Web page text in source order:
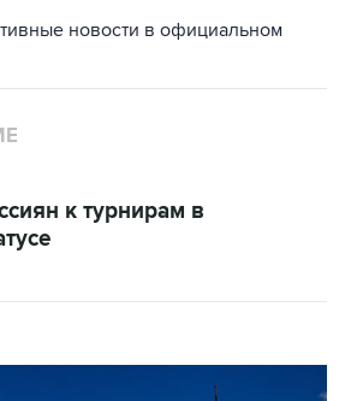
новости в официальном
к турнирам в